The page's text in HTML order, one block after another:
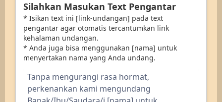
Silahkan Masukan Text Pengantar
* Isikan text ini [link-undangan] pada text
pengantar agar otomatis tercantumkan link
kehalaman undangan.
* Anda juga bisa menggunakan [nama] untuk
menyertakan nama yang Anda undang.